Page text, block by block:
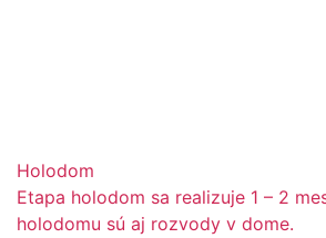
Holodom
Etapa holodom sa realizuje 1 – 2
holodomu sú aj rozvody v dome.